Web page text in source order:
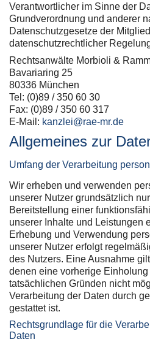
Verantwortlicher im Sinne der
Grundverordnung und anderer
Datenschutzgesetze der
datenschutzrechtlicher
Rechtsanwälte Morbioli &
Bavariaring 25
80336 München
Tel: (0)89 / 350 60 30
Fax: (0)89 / 350 60 317
E-Mail: kanzlei@rae-mr.de
Allgemeines zur
Umfang der Verarbeitung
Wir erheben und verwenden
unserer Nutzer grundsätzlich
Bereitstellung einer
unserer Inhalte und Leistungen
Erhebung und Verwendung
unserer Nutzer erfolgt
des Nutzers. Eine Ausnahme
denen eine vorherige
tatsächlichen Gründen nicht
Verarbeitung der Daten durch
gestattet ist.
Rechtsgrundlage für die
Daten